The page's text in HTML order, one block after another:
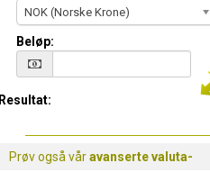
NOK (Norske Krone)
Beløp:
Resultat:
Prøv også våravanserte valuta-